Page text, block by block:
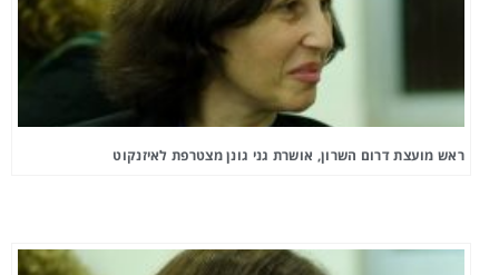
ראש מועצת דרום השרון, אושרת גני גונן מצטרפת לאיזנקוט